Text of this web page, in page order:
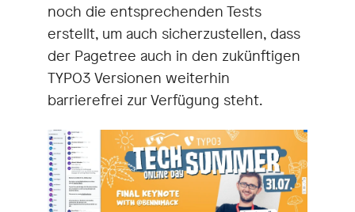
noch die entsprechenden Tests
erstellt, um auch sicherzustellen, dass
der Pagetree auch in den zukünftigen
TYPO3 Versionen weiterhin
barrierefrei zur Verfügung steht.